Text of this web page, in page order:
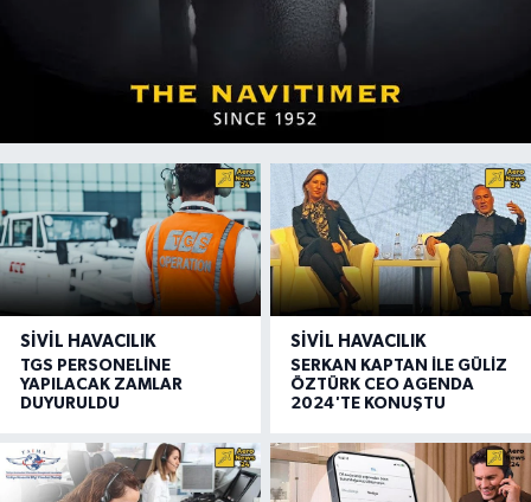
SIVIL HAVACILIK
TGS PERSONELİNE
YAPILACAK ZAMLAR
DUYURULDU
SIVIL HAVACILIK
SERKAN KAPTAN İLE GÜLİZ
ÖZTÜRK CEO AGENDA
2024'TE KONUŞTU